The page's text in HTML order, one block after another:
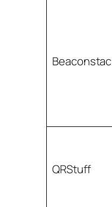
Beaconstac
QRStuff